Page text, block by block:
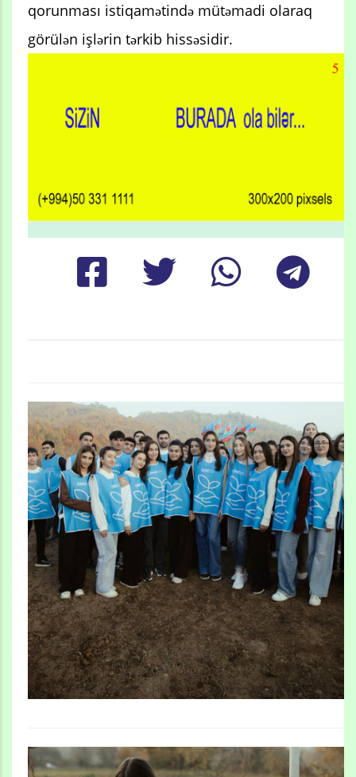
qorunması istiqamətində mütəmadi olaraq
görülən işlərin tərkib hissəsidir.